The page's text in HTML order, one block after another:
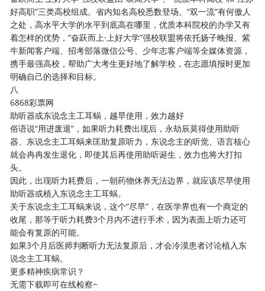
好高职”三类高校组成。省内知名高校悉数登场。“双一流”有何傲人
之处，高水平大学的水平到底高在哪里，优质本科院校的办学又有
着怎样的优势，“奋跃而上·上好大学”强校联盟将依托扬子晚报、紫
牛新闻客户端、招考部落微信公号、少年志客户端等全媒体资源，
携手最强高校，帮助广大考生更好地了解学校，在志愿填报时更加
明确自己的选择和目标。
八
6868彩票网
助听器或东说念主工耳蜗，越早使用，效力越好
俗语说“用进废退”，如果听力耗费出现后，永劫辰莫得使用助听
器、东说念主工耳蜗来匡助复原听力，东说念主的听觉、语言核心
就会冉冉发生退化，即使其后再使用助听诞生，效力也将大打扣
头。
因此，出现听力耗费后，一朝药物休养无法边界，就应该尽早使用
助听器或植入东说念主工耳蜗。
关于东说念主工耳蜗来说，这个“尽早”，在医学界也有一个商定的
收尾，那等于听力耗费3个月内不进行手术，因为表面上听力还可
能会有复原的可能。
如果3个月后医师判断听力无法复原后，才会冷漠患者讨论植入东
说念主工耳蜗。
更多精神疾病常识？
无需下载即可在线检察~